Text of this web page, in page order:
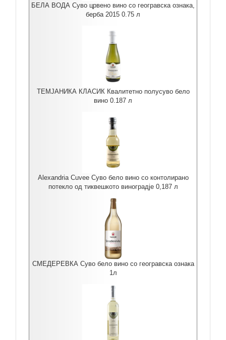
БЕЛА ВОДА Суво црвено вино со геогравска ознака,
берба 2015 0.75 л
ТЕМЈАНИКА КЛАСИК Квалитетно полусуво бело
вино 0.187 л
Alexandria Cuvee Суво бело вино со контолирано
потекло од тиквешкото виноградје 0,187 л
СМЕДЕРЕВКА Суво бело вино со геогравска ознака
1л